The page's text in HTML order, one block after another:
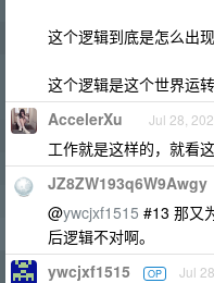
这个逻辑到底是怎么出
这个逻辑是这个世界运
AccelerXu Jul 28,
工作就是这样的，就看
JZ8ZW193q6W9Awgy
@ywcjxf1515 #13 那又
后逻辑不对啊。
ywcjxf1515 OP Jul